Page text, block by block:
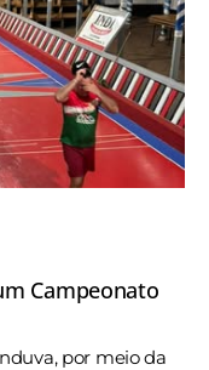
Campeonato
por meio da